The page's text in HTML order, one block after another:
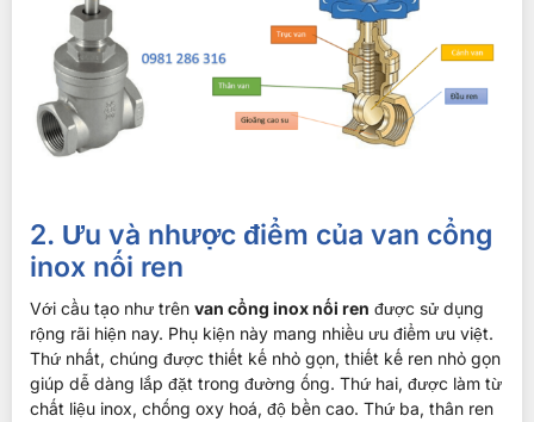
2. Ưu và nhược điểm của van cổng
inox nối ren
Với cầu tạo như trên van cổng inox nối ren được sử dụng
rộng rãi hiện nay. Phụ kiện này mang nhiều ưu điểm ưu việt.
Thứ nhất, chúng được thiết kế nhỏ gọn, thiết kế ren nhỏ gọn
giúp dễ dàng lắp đặt trong đường ống. Thứ hai, được làm từ
chất liệu inox, chống oxy hoá, độ bền cao. Thứ ba, thân ren